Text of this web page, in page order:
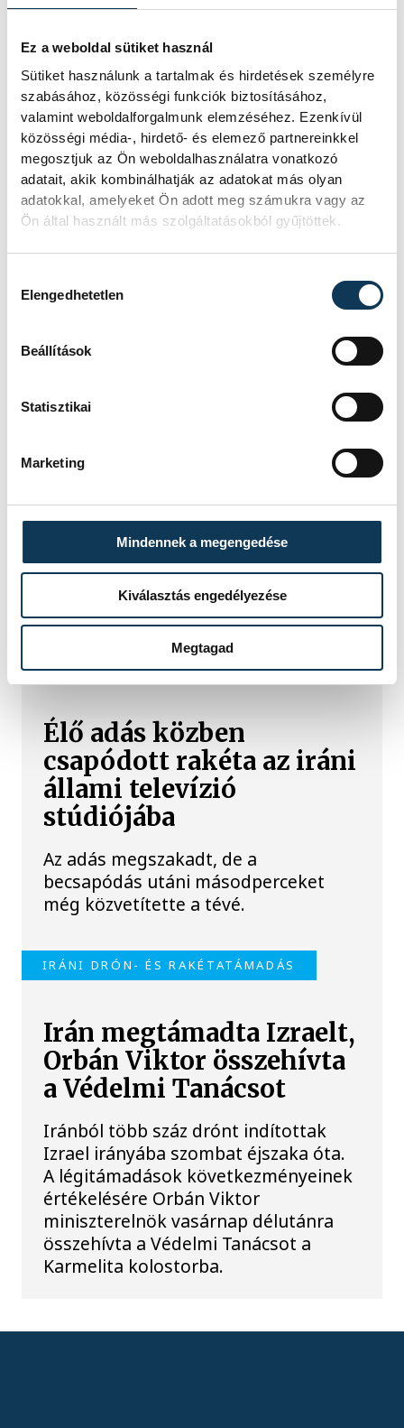
Ez a weboldal sütiket használ
Sütiket használunk a tartalmak és hirdetések személyre
szabásához, közösségi funkciók biztosításához,
valamint weboldalforgalmunk elemzéséhez. Ezenkívül
közösségi média-, hirdető- és elemező partnereinkkel
megosztjuk az Ön weboldalhasználatra vonatkozó
adatait, akik kombinálhatják az adatokat más olyan
adatokkal, amelyeket Ön adott meg számukra vagy az
Ön által használt más szolgáltatásokból gyűjtöttek.
Elengedhetetlen
Beállítások
Statisztikai
Marketing
Mindennek a megengedése
Kiválasztás engedélyezése
Megtagad
TOVÁBBI CIKKEK
KÖZÉLET
Élő adás közben
csapódott rakéta az iráni
állami televízió
stúdiójába
Az adás megszakadt, de a
becsapódás utáni másodperceket
még közvetítette a tévé.
IRÁNI DRÓN- ÉS RAKÉTATÁMADÁS
Irán megtámadta Izraelt,
Orbán Viktor összehívta
a Védelmi Tanácsot
Iránból több száz drónt indítottak
Izrael irányába szombat éjszaka óta.
A légitámadások következményeinek
értékelésére Orbán Viktor
miniszterelnök vasárnap délutánra
összehívta a Védelmi Tanácsot a
Karmelita kolostorba.